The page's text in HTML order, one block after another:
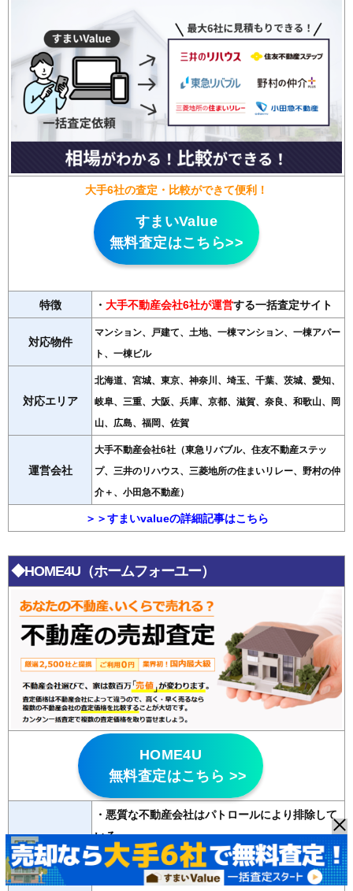
大手6社の査定・比較ができて便利！
すまいValue
無料査定はこちら>>
特徴 ・ 大手不動産会社6社が運営する一括査定サイト
対応物件
マンション、戸建て、土地、一棟マンション、一棟アパー
ト、一棟ビル
対応エリア
北海道、宮城、東京、神奈川、埼玉、千葉、茨城、愛知、
岐阜、三重、大阪、兵庫、京都、滋賀、奈良、和歌山、岡
山、広島、福岡、佐賀
運営会社
大手不動産会社6社（東急リバブル、住友不動産ステッ
プ、三井のリハウス、三菱地所の住まいリレー、野村の仲
介＋、小田急不動産）
＞＞すまいvalueの詳細記事はこちら
◆HOME4U（ホームフォーユー）
HOME4U
無料査定はこちら >>
特徴
・悪質な不動産会社はパトロールにより排除して
いる
・ 20年以上の運営歴 があり信頼性が高い
・2500社の登録会社から最大6社の査定が無料で